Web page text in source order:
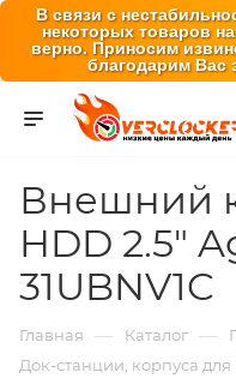
В связи с
некоторых товаров
верно. Приносим
благодарим Вас
Внешний
HDD 2.5"
31UBNV1C
Главная — Каталог —
Док-станции, корпуса для